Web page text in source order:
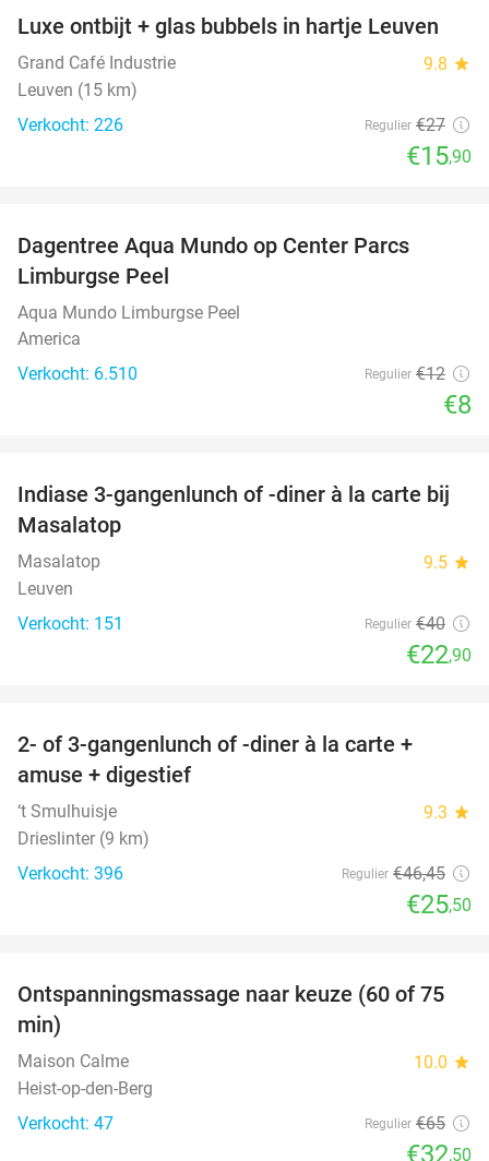
41%
Luxe ontbijt + glas bubbels in hartje Leuven
Grand Café Industrie 9.8 star
Leuven (15 km)
Verkocht: 226
Regulier €27
€15,90
Dagentree Aqua Mundo op Center Parcs
Limburgse Peel
Aqua Mundo Limburgse Peel
America
Verkocht: 6.510
Regulier €12
€8
43%
Indiase 3-gangenlunch of -diner à la carte bij
Masalatop
Masalatop 9.5 star
Leuven
Verkocht: 151
Regulier €40
€22,90
2- of 3-gangenlunch of -diner à la carte +
amuse + digestief
‘t Smulhuisje 9.3 star
Drieslinter (9 km)
Verkocht: 396
Regulier €46,45
€25,50
50%
Ontspanningsmassage naar keuze (60 of 75
min)
Maison Calme 10.0 star
Heist-op-den-Berg
Verkocht: 47
Regulier €65
€32,50